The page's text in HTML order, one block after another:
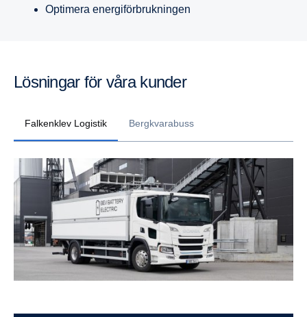
Optimera energiförbrukningen
Lösningar för våra kunder
Falkenklev Logistik Bergkvarabuss